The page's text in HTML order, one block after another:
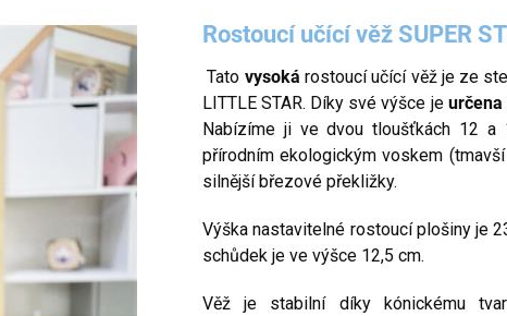
Rostoucí učící věž SUPER
Tato vysoká rostoucí učící věž je ze
LITTLE STAR. Díky své výšce je určena
Nabízíme ji ve dvou tloušťkách 12 a
přírodním ekologickým voskem
silnější březové překližky.
Výška nastavitelné rostoucí plošiny je
schůdek je ve výšce 12,5 cm.
Věž je stabilní díky kónickému